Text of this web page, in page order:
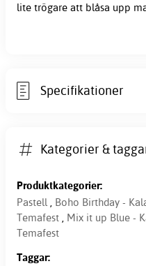
lite trögare att blåsa upp
Specifikationer
Kategorier &
Produktkategorier:
Pastell , Boho Birthday -
Temafest , Mix it up Blue -
Temafest
Taggar: